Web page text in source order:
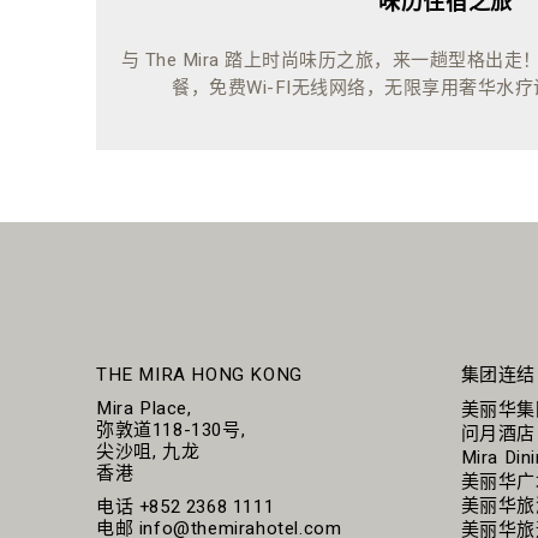
与 The Mira 踏上时尚味历之旅，来一趟型格出走
餐，免费Wi-FI无线网络，无限享用奢华水
THE MIRA HONG KONG
Mira Place,
弥敦道118-130号,
尖沙咀, 九龙
香港
电话 +852 2368 1111
电邮 info@themirahotel.com
集团连结
美丽华
问月酒店
Mira
美丽华
美丽华
美丽华